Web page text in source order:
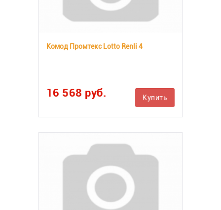
Комод Промтекс Lotto Renli 4
16 568 руб. Купить